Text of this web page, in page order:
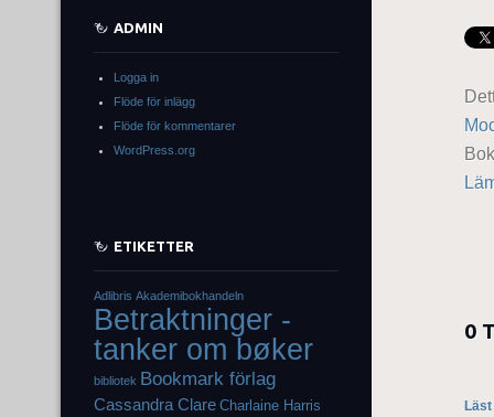
0
ADMIN
Logga in
Flöde för inlägg
Flöde för kommentarer
WordPress.org
ETIKETTER
Adlibris Akademibokhandeln
Betraktninger -
tanker om bøker
bibliotek Bookmark förlag
Cassandra Clare Charlaine Harris